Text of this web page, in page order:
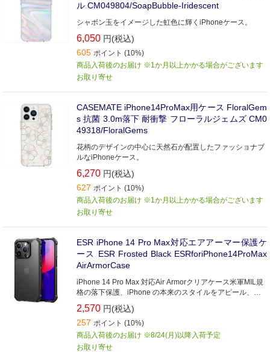
ル CM049804/SoapBubble-Iridescent
シャボン玉をイメージした虹色に輝くiPhoneケース。
6,050 円(税込)
605 ポイント (10%)
商品入荷後のお届け ※1か月以上かかる場合がございます
お取り寄せ
CASEMATE iPhone14ProMax用ケース FloralGem
s 抗菌 3.0m落下 耐衝撃 フローラルジェムズ CM0
49318/FloralGems
花柄のデザインの中心に天然石が配置したファッショナブ
ルなiPhoneケース。
6,270 円(税込)
627 ポイント (10%)
商品入荷後のお届け ※1か月以上かかる場合がございます
お取り寄せ
ESR iPhone 14 Pro Max対応エアアーマー保護ケ
ース ESR Frosted Black ESRforiPhone14ProMax
AirArmorCase
iPhone 14 Pro Max 対応Air Armorクリアケース米軍MIL規
格の落下保護、iPhone の本来のスタイルをアピール、エ
アガードコーナー付き保護ケース
2,570 円(税込)
257 ポイント (10%)
商品入荷後のお届け ※8/24(月)以降入荷予定
お取り寄せ